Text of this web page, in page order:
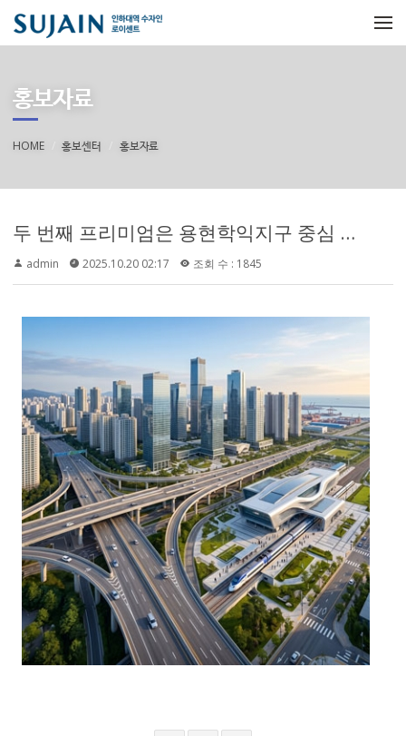
홍보자료
HOME 홍보센터 홍보자료
두 번째 프리미엄은 용현학익지구 중심 생활권입니다. 공식 안내 자료에서는 인하대역 수자인 로이센트를 용현학익지구 중심 입지의 주거단지로 소개하고 있습니다. 용현학익지구는 인천 미추홀구 일대에서 주거, 교육, 생활 편의시설이 함께 형성되는 지역으로 평가되며, 실거주 관점에서는 주변 생활 인프라를 얼마나 편하게 이용할 수 있는지가 중요한 판단 기준이 됩니다.
admin 2025.10.20 02:17 조회 수 : 1845